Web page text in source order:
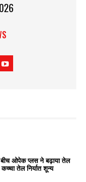
बीच ओपेक प्लस ने बढ़ाया तेल
तेल निर्यात शून्य